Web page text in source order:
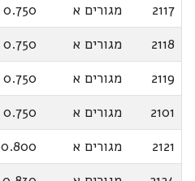
2117
מגורים א
0.750
2118
מגורים א
0.750
2119
מגורים א
0.750
2101
מגורים א
0.750
2121
מגורים א
0.800